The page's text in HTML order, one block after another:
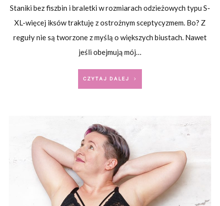
Staniki bez fiszbin i braletki w rozmiarach odzieżowych typu S-
XL-więcej iksów traktuję z ostrożnym sceptycyzmem. Bo? Z
reguły nie są tworzone z myślą o większych biustach. Nawet
jeśli obejmują mój…
CZYTAJ DALEJ